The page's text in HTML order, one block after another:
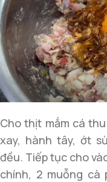
Cho thịt mắm cá
xay, hành tây, ớt
đều. Tiếp tục cho
chính, 2 muỗng cà